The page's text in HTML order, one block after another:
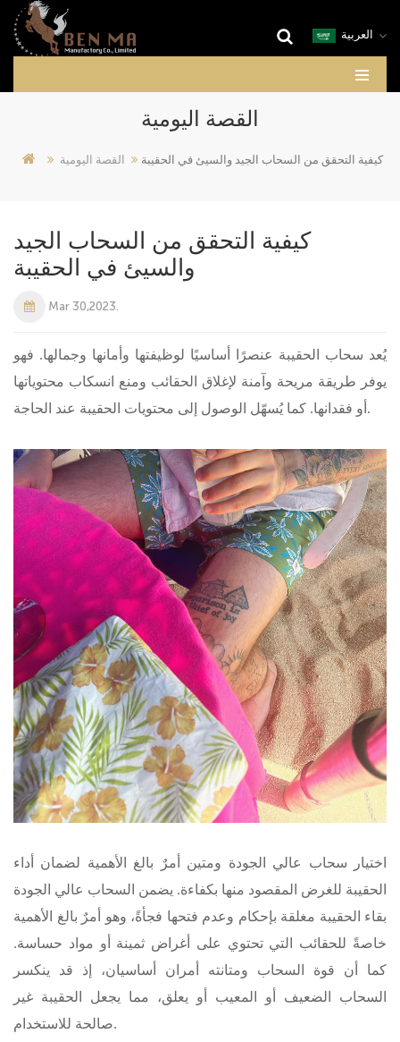
العربية
القصة اليومية
القصة اليومية كيفية التحقق من السحاب الجيد والسيئ في الحقيبة
كيفية التحقق من السحاب الجيد
والسيئ في الحقيبة
Mar 30,2023.
يُعد سحاب الحقيبة عنصرًا أساسيًا لوظيفتها وأمانها وجمالها. فهو
يوفر طريقة مريحة وآمنة لإغلاق الحقائب ومنع انسكاب محتوياتها
أو فقدانها. كما يُسهّل الوصول إلى محتويات الحقيبة عند الحاجة.
اختيار سحاب عالي الجودة ومتين أمرٌ بالغ الأهمية لضمان أداء
الحقيبة للغرض المقصود منها بكفاءة. يضمن السحاب عالي الجودة
بقاء الحقيبة مغلقة بإحكام وعدم فتحها فجأةً، وهو أمرٌ بالغ الأهمية
خاصةً للحقائب التي تحتوي على أغراض ثمينة أو مواد حساسة.
كما أن قوة السحاب ومتانته أمران أساسيان، إذ قد ينكسر
السحاب الضعيف أو المعيب أو يعلق، مما يجعل الحقيبة غير
صالحة للاستخدام.